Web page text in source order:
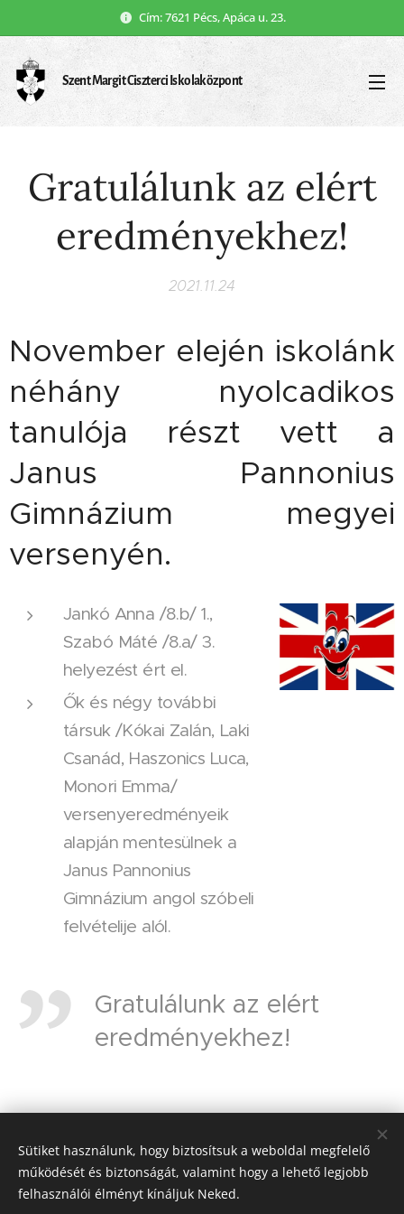
Cím: 7621 Pécs, Apáca u. 23.
Szent Margit Ciszterci Iskolaközpont
Gratulálunk az elért
eredményekhez!
2021.11.24
November elején iskolánk
néhány nyolcadikos
tanulója részt vett a
Janus Pannonius
Gimnázium megyei
versenyén.
Jankó Anna /8.b/ 1.,
Szabó Máté /8.a/ 3.
helyezést ért el.
Ők és négy további
társuk /Kókai Zalán, Laki
Csanád, Haszonics Luca,
Monori Emma/
versenyeredményeik
alapján mentesülnek a
Janus Pannonius
Gimnázium angol szóbeli
felvételije alól.
Gratulálunk az elért
eredményekhez!
Sütiket használunk, hogy biztosítsuk a weboldal megfelelő
működését és biztonságát, valamint hogy a lehető legjobb
felhasználói élményt kínáljuk Neked.